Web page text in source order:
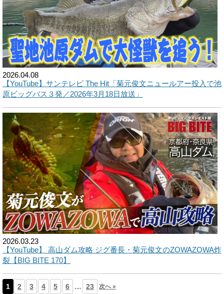
2026.04.08
【YouTube】サンテレビ The Hit「菊元俊文ニュールアー投入で池
原ビッグバス３発／2026年3月18日放送」
2026.03.23
【YouTube】 高山ダム攻略 ジグ番長・菊元俊文のZOWAZOWA炸
裂【BIG BITE 170】
1 2 3 4 5 6 … 23 次へ »